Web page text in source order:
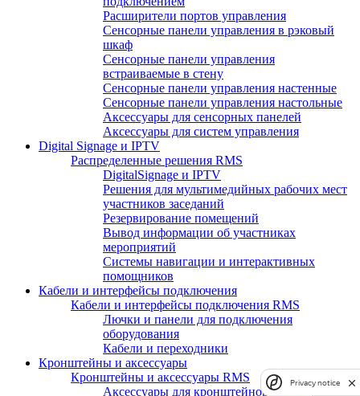
Расширители портов управления
Сенсорные панели управления в рэковый
шкаф
Сенсорные панели управления
встраиваемые в стену
Сенсорные панели управления настенные
Сенсорные панели управления настольные
Аксессуары для сенсорных панелей
Аксессуары для систем управления
Digital Signage и IPTV
Распределенные решения RMS
DigitalSignage и IPTV
Решения для мультимедийных рабочих мест
участников заседаний
Резервирование помещений
Вывод информации об участниках
мероприятий
Системы навигации и интерактивных
помощников
Кабели и интерфейсы подключения
Кабели и интерфейсы подключения RMS
Лючки и панели для подключения
оборудования
Кабели и переходники
Кронштейны и аксессуары
Кронштейны и аксессуары RMS
Аксессуары для кронштейнов и стоек
Privacy notice